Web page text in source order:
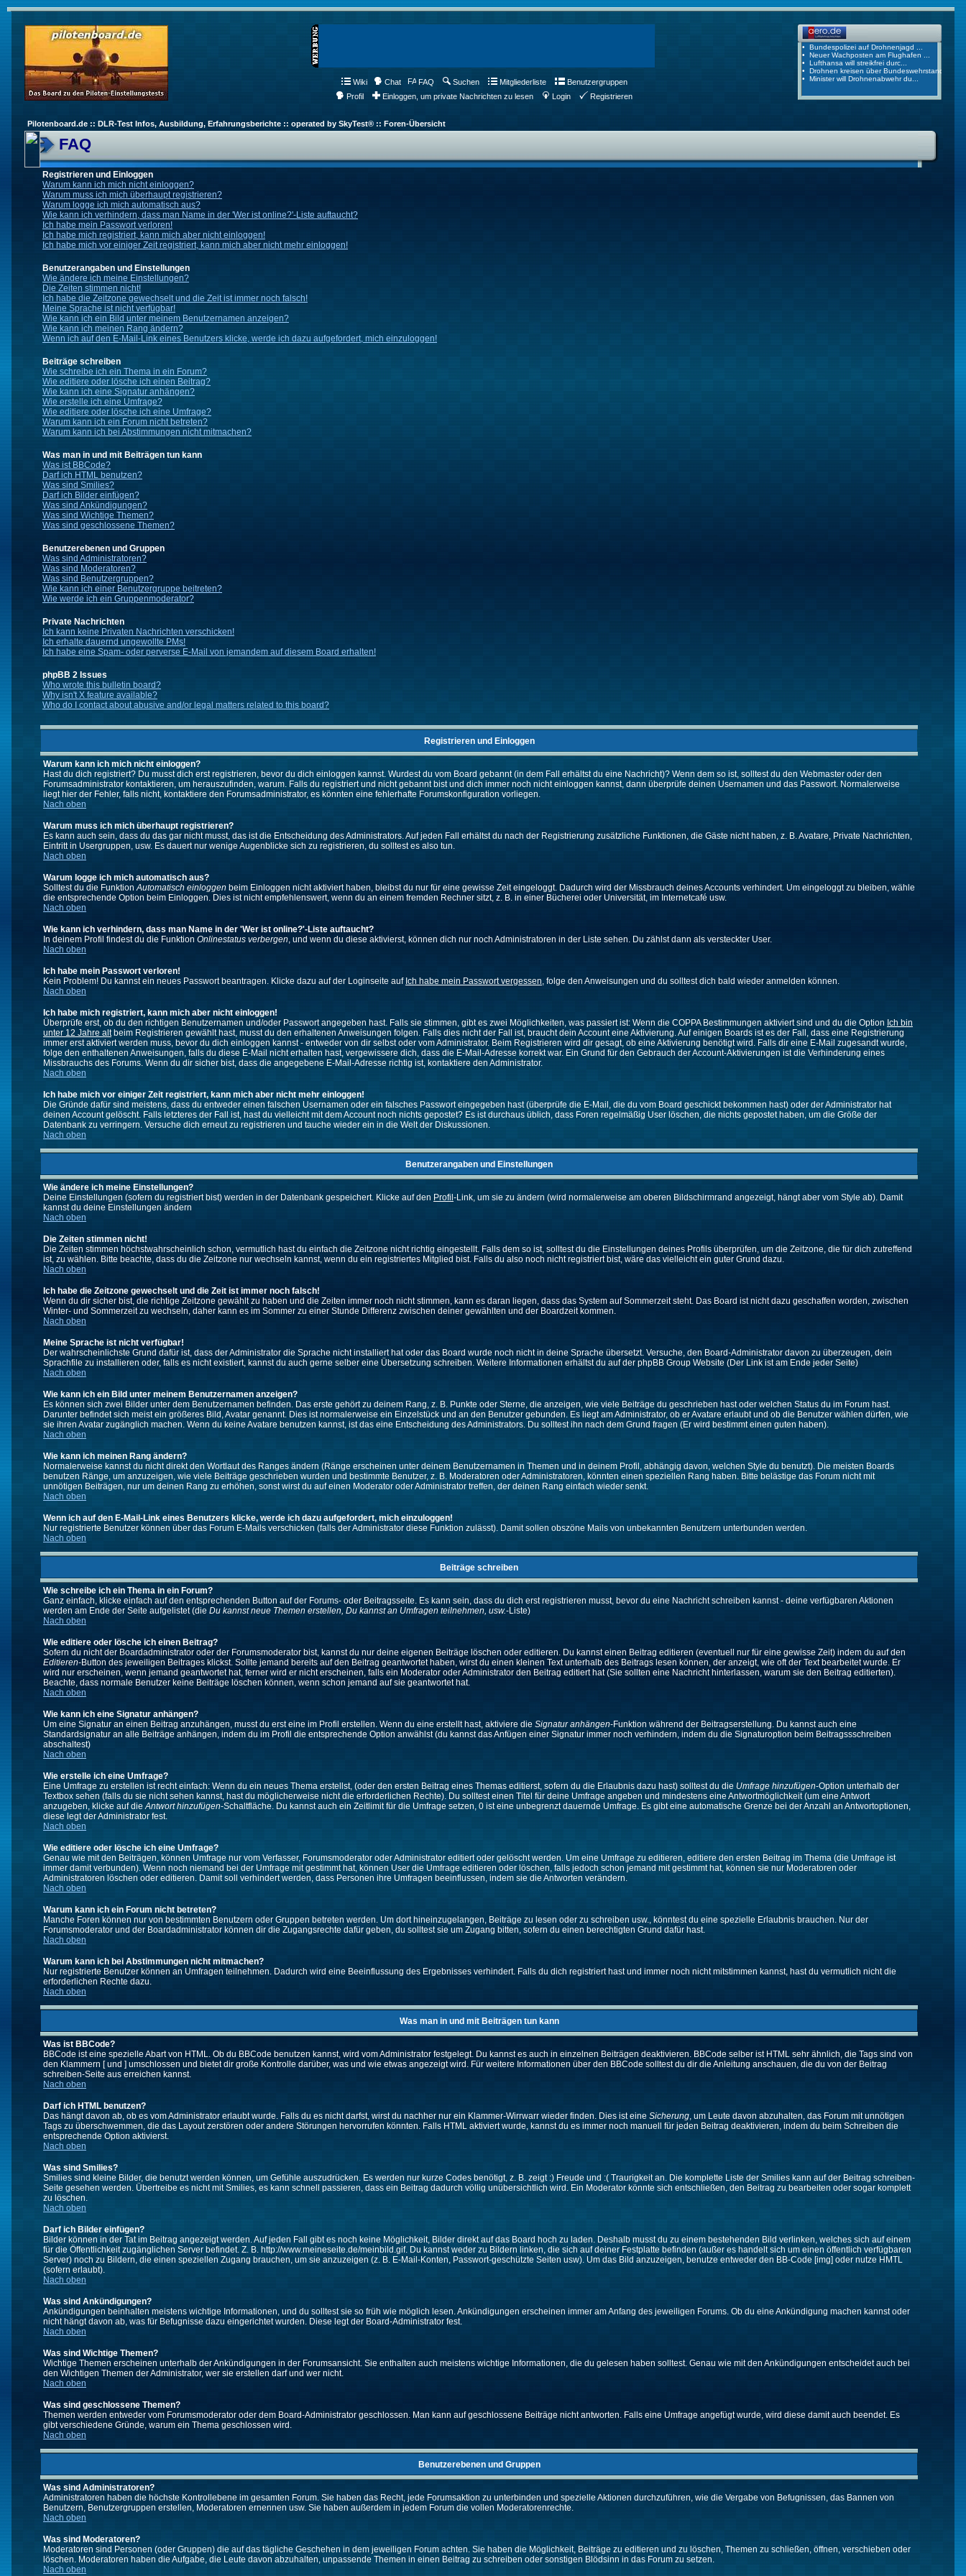
Wiki Chat FAQ Suchen Mitgliederliste
Benutzergruppen
Profil
Einloggen, um private Nachrichten zu lesen Login Registrieren
Pilotenboard.de :: DLR-Test Infos, Ausbildung, Erfahrungsberichte :: operated by SkyTest® :: Foren-Übersicht
FAQ
Registrieren und Einloggen
Warum kann ich mich nicht einloggen?
Warum muss ich mich überhaupt registrieren?
Warum logge ich mich automatisch aus?
Wie kann ich verhindern, dass man Name in der 'Wer ist online?'-Liste auftaucht?
Ich habe mein Passwort verloren!
Ich habe mich registriert, kann mich aber nicht einloggen!
Ich habe mich vor einiger Zeit registriert, kann mich aber nicht mehr einloggen!
Benutzerangaben und Einstellungen
Wie ändere ich meine Einstellungen?
Die Zeiten stimmen nicht!
Ich habe die Zeitzone gewechselt und die Zeit ist immer noch falsch!
Meine Sprache ist nicht verfügbar!
Wie kann ich ein Bild unter meinem Benutzernamen anzeigen?
Wie kann ich meinen Rang ändern?
Wenn ich auf den E-Mail-Link eines Benutzers klicke, werde ich dazu aufgefordert, mich einzuloggen!
Beiträge schreiben
Wie schreibe ich ein Thema in ein Forum?
Wie editiere oder lösche ich einen Beitrag?
Wie kann ich eine Signatur anhängen?
Wie erstelle ich eine Umfrage?
Wie editiere oder lösche ich eine Umfrage?
Warum kann ich ein Forum nicht betreten?
Warum kann ich bei Abstimmungen nicht mitmachen?
Was man in und mit Beiträgen tun kann
Was ist BBCode?
Darf ich HTML benutzen?
Was sind Smilies?
Darf ich Bilder einfügen?
Was sind Ankündigungen?
Was sind Wichtige Themen?
Was sind geschlossene Themen?
Benutzerebenen und Gruppen
Was sind Administratoren?
Was sind Moderatoren?
Was sind Benutzergruppen?
Wie kann ich einer Benutzergruppe beitreten?
Wie werde ich ein Gruppenmoderator?
Private Nachrichten
Ich kann keine Privaten Nachrichten verschicken!
Ich erhalte dauernd ungewollte PMs!
Ich habe eine Spam- oder perverse E-Mail von jemandem auf diesem Board erhalten!
phpBB 2 Issues
Who wrote this bulletin board?
Why isn't X feature available?
Who do I contact about abusive and/or legal matters related to this board?
Registrieren und Einloggen
Warum kann ich mich nicht einloggen?
Hast du dich registriert? Du musst dich erst registrieren, bevor du dich einloggen kannst. Wurdest du vom Board gebannt (in dem Fall erhältst du eine Nachricht)? Wenn dem so ist, solltest du den Webmaster oder den
Forumsadministrator kontaktieren, um herauszufinden, warum. Falls du registriert und nicht gebannt bist und dich immer noch nicht einloggen kannst, dann überprüfe deinen Usernamen und das Passwort. Normalerweise
liegt hier der Fehler, falls nicht, kontaktiere den Forumsadministrator, es könnten eine fehlerhafte Forumskonfiguration vorliegen.
Nach oben
Warum muss ich mich überhaupt registrieren?
Es kann auch sein, dass du das gar nicht musst, das ist die Entscheidung des Administrators. Auf jeden Fall erhältst du nach der Registrierung zusätzliche Funktionen, die Gäste nicht haben, z. B. Avatare, Private Nachrichten,
Eintritt in Usergruppen, usw. Es dauert nur wenige Augenblicke sich zu registrieren, du solltest es also tun.
Nach oben
Warum logge ich mich automatisch aus?
Solltest du die FunktionAutomatisch einloggen beim Einloggen nicht aktiviert haben, bleibst du nur für eine gewisse Zeit eingeloggt. Dadurch wird der Missbrauch deines Accounts verhindert. Um eingeloggt zu bleiben, wähle
die entsprechende Option beim Einloggen. Dies ist nicht empfehlenswert, wenn du an einem fremden Rechner sitzt, z. B. in einer Bücherei oder Universität, im Internetcafé usw.
Nach oben
Wie kann ich verhindern, dass man Name in der 'Wer ist online?'-Liste auftaucht?
In deinem Profil findest du die Funktion Onlinestatus verbergen, und wenn du diese aktivierst, können dich nur noch Administratoren in der Liste sehen. Du zählst dann als versteckter User.
Nach oben
Ich habe mein Passwort verloren!
Kein Problem! Du kannst ein neues Passwort beantragen. Klicke dazu auf der Loginseite auf Ich habe mein Passwort vergessen, folge den Anweisungen und du solltest dich bald wieder anmelden können.
Nach oben
Ich habe mich registriert, kann mich aber nicht einloggen!
Überprüfe erst, ob du den richtigen Benutzernamen und/oder Passwort angegeben hast. Falls sie stimmen, gibt es zwei Möglichkeiten, was passiert ist: Wenn die COPPA Bestimmungen aktiviert sind und du die Option Ich bin
unter 12 Jahre altbeim Registrieren gewählt hast, musst du den erhaltenen Anweisungen folgen. Falls dies nicht der Fall ist, braucht dein Account eine Aktivierung. Auf einigen Boards ist es der Fall, dass eine Registrierung
immer erst aktiviert werden muss, bevor du dich einloggen kannst - entweder von dir selbst oder vom Administrator. Beim Registrieren wird dir gesagt, ob eine Aktivierung benötigt wird. Falls dir eine E-Mail zugesandt wurde,
folge den enthaltenen Anweisungen, falls du diese E-Mail nicht erhalten hast, vergewissere dich, dass die E-Mail-Adresse korrekt war. Ein Grund für den Gebrauch der Account-Aktivierungen ist die Verhinderung eines
Missbrauchs des Forums. Wenn du dir sicher bist, dass die angegebene E-Mail-Adresse richtig ist, kontaktiere den Administrator.
Nach oben
Ich habe mich vor einiger Zeit registriert, kann mich aber nicht mehr einloggen!
Die Gründe dafür sind meistens, dass du entweder einen falschen Usernamen oder ein falsches Passwort eingegeben hast (überprüfe die E-Mail, die du vom Board geschickt bekommen hast) oder der Administrator hat
deinen Account gelöscht. Falls letzteres der Fall ist, hast du vielleicht mit dem Account noch nichts gepostet? Es ist durchaus üblich, dass Foren regelmäßig User löschen, die nichts gepostet haben, um die Größe der
Datenbank zu verringern. Versuche dich erneut zu registrieren und tauche wieder ein in die Welt der Diskussionen.
Nach oben
Benutzerangaben und Einstellungen
Wie ändere ich meine Einstellungen?
Deine Einstellungen (sofern du registriert bist) werden in der Datenbank gespeichert. Klicke auf den Profil -Link, um sie zu ändern (wird normalerweise am oberen Bildschirmrand angezeigt, hängt aber vom Style ab). Damit
kannst du deine Einstellungen ändern
Nach oben
Die Zeiten stimmen nicht!
Die Zeiten stimmen höchstwahrscheinlich schon, vermutlich hast du einfach die Zeitzone nicht richtig eingestellt. Falls dem so ist, solltest du die Einstellungen deines Profils überprüfen, um die Zeitzone, die für dich zutreffend
ist, zu wählen. Bitte beachte, dass du die Zeitzone nur wechseln kannst, wenn du ein registriertes Mitglied bist. Falls du also noch nicht registriert bist, wäre das vielleicht ein guter Grund dazu.
Nach oben
Ich habe die Zeitzone gewechselt und die Zeit ist immer noch falsch!
Wenn du dir sicher bist, die richtige Zeitzone gewählt zu haben und die Zeiten immer noch nicht stimmen, kann es daran liegen, dass das System auf Sommerzeit steht. Das Board ist nicht dazu geschaffen worden, zwischen
Winter- und Sommerzeit zu wechseln, daher kann es im Sommer zu einer Stunde Differenz zwischen deiner gewählten und der Boardzeit kommen.
Nach oben
Meine Sprache ist nicht verfügbar!
Der wahrscheinlichste Grund dafür ist, dass der Administrator die Sprache nicht installiert hat oder das Board wurde noch nicht in deine Sprache übersetzt. Versuche, den Board-Administrator davon zu überzeugen, dein
Sprachfile zu installieren oder, falls es nicht existiert, kannst du auch gerne selber eine Übersetzung schreiben. Weitere Informationen erhältst du auf der phpBB Group Website (Der Link ist am Ende jeder Seite)
Nach oben
Wie kann ich ein Bild unter meinem Benutzernamen anzeigen?
Es können sich zwei Bilder unter dem Benutzernamen befinden. Das erste gehört zu deinem Rang, z. B. Punkte oder Sterne, die anzeigen, wie viele Beiträge du geschrieben hast oder welchen Status du im Forum hast.
Darunter befindet sich meist ein größeres Bild, Avatar genannt. Dies ist normalerweise ein Einzelstück und an den Benutzer gebunden. Es liegt am Administrator, ob er Avatare erlaubt und ob die Benutzer wählen dürfen, wie
sie ihren Avatar zugänglich machen. Wenn du keine Avatare benutzen kannst, ist das eine Entscheidung des Administrators. Du solltest ihn nach dem Grund fragen (Er wird bestimmt einen guten haben).
Nach oben
Wie kann ich meinen Rang ändern?
Normalerweise kannst du nicht direkt den Wortlaut des Ranges ändern (Ränge erscheinen unter deinem Benutzernamen in Themen und in deinem Profil, abhängig davon, welchen Style du benutzt). Die meisten Boards
benutzen Ränge, um anzuzeigen, wie viele Beiträge geschrieben wurden und bestimmte Benutzer, z. B. Moderatoren oder Administratoren, könnten einen speziellen Rang haben. Bitte belästige das Forum nicht mit
unnötigen Beiträgen, nur um deinen Rang zu erhöhen, sonst wirst du auf einen Moderator oder Administrator treffen, der deinen Rang einfach wieder senkt.
Nach oben
Wenn ich auf den E-Mail-Link eines Benutzers klicke, werde ich dazu aufgefordert, mich einzuloggen!
Nur registrierte Benutzer können über das Forum E-Mails verschicken (falls der Administrator diese Funktion zulässt). Damit sollen obszöne Mails von unbekannten Benutzern unterbunden werden.
Nach oben
Beiträge schreiben
Wie schreibe ich ein Thema in ein Forum?
Ganz einfach, klicke einfach auf den entsprechenden Button auf der Forums- oder Beitragsseite. Es kann sein, dass du dich erst registrieren musst, bevor du eine Nachricht schreiben kannst - deine verfügbaren Aktionen
werden am Ende der Seite aufgelistet (die Du kannst neue Themen erstellen, Du kannst an Umfragen teilnehmen, usw.-Liste)
Nach oben
Wie editiere oder lösche ich einen Beitrag?
Sofern du nicht der Boardadministrator oder der Forumsmoderator bist, kannst du nur deine eigenen Beiträge löschen oder editieren. Du kannst einen Beitrag editieren (eventuell nur für eine gewisse Zeit) indem du auf den
Editieren-Button des jeweiligen Beitrages klickst. Sollte jemand bereits auf den Beitrag geantwortet haben, wirst du einen kleinen Text unterhalb des Beitrags lesen können, der anzeigt, wie oft der Text bearbeitet wurde. Er
wird nur erscheinen, wenn jemand geantwortet hat, ferner wird er nicht erscheinen, falls ein Moderator oder Administrator den Beitrag editiert hat (Sie sollten eine Nachricht hinterlassen, warum sie den Beitrag editierten).
Beachte, dass normale Benutzer keine Beiträge löschen können, wenn schon jemand auf sie geantwortet hat.
Nach oben
Wie kann ich eine Signatur anhängen?
Um eine Signatur an einen Beitrag anzuhängen, musst du erst eine im Profil erstellen. Wenn du eine erstellt hast, aktiviere die Signatur anhängen-Funktion während der Beitragserstellung. Du kannst auch eine
Standardsignatur an alle Beiträge anhängen, indem du im Profil die entsprechende Option anwählst (du kannst das Anfügen einer Signatur immer noch verhindern, indem du die Signaturoption beim Beitragssschreiben
abschaltest)
Nach oben
Wie erstelle ich eine Umfrage?
Eine Umfrage zu erstellen ist recht einfach: Wenn du ein neues Thema erstellst, (oder den ersten Beitrag eines Themas editierst, sofern du die Erlaubnis dazu hast) solltest du die Umfrage hinzufügen-Option unterhalb der
Textbox sehen (falls du sie nicht sehen kannst, hast du möglicherweise nicht die erforderlichen Rechte). Du solltest einen Titel für deine Umfrage angeben und mindestens eine Antwortmöglichkeit (um eine Antwort
anzugeben, klicke auf dieAntwort hinzufügen-Schaltfläche. Du kannst auch ein Zeitlimit für die Umfrage setzen, 0 ist eine unbegrenzt dauernde Umfrage. Es gibt eine automatische Grenze bei der Anzahl an Antwortoptionen,
diese legt der Administrator fest.
Nach oben
Wie editiere oder lösche ich eine Umfrage?
Genau wie mit den Beiträgen, können Umfrage nur vom Verfasser, Forumsmoderator oder Administrator editiert oder gelöscht werden. Um eine Umfrage zu editieren, editiere den ersten Beitrag im Thema (die Umfrage ist
immer damit verbunden). Wenn noch niemand bei der Umfrage mit gestimmt hat, können User die Umfrage editieren oder löschen, falls jedoch schon jemand mit gestimmt hat, können sie nur Moderatoren oder
Administratoren löschen oder editieren. Damit soll verhindert werden, dass Personen ihre Umfragen beeinflussen, indem sie die Antworten verändern.
Nach oben
Warum kann ich ein Forum nicht betreten?
Manche Foren können nur von bestimmten Benutzern oder Gruppen betreten werden. Um dort hineinzugelangen, Beiträge zu lesen oder zu schreiben usw., könntest du eine spezielle Erlaubnis brauchen. Nur der
Forumsmoderator und der Boardadministrator können dir die Zugangsrechte dafür geben, du solltest sie um Zugang bitten, sofern du einen berechtigten Grund dafür hast.
Nach oben
Warum kann ich bei Abstimmungen nicht mitmachen?
Nur registrierte Benutzer können an Umfragen teilnehmen. Dadurch wird eine Beeinflussung des Ergebnisses verhindert. Falls du dich registriert hast und immer noch nicht mitstimmen kannst, hast du vermutlich nicht die
erforderlichen Rechte dazu.
Nach oben
Was man in und mit Beiträgen tun kann
Was ist BBCode?
BBCode ist eine spezielle Abart von HTML. Ob du BBCode benutzen kannst, wird vom Administrator festgelegt. Du kannst es auch in einzelnen Beiträgen deaktivieren. BBCode selber ist HTML sehr ähnlich, die Tags sind von
den Klammern [ und ] umschlossen und bietet dir große Kontrolle darüber, was und wie etwas angezeigt wird. Für weitere Informationen über den BBCode solltest du dir die Anleitung anschauen, die du von der Beitrag
schreiben-Seite aus erreichen kannst.
Nach oben
Darf ich HTML benutzen?
Das hängt davon ab, ob es vom Administrator erlaubt wurde. Falls du es nicht darfst, wirst du nachher nur ein Klammer-Wirrwarr wieder finden. Dies ist eine Sicherung, um Leute davon abzuhalten, das Forum mit unnötigen
Tags zu überschwemmen, die das Layout zerstören oder andere Störungen hervorrufen könnten. Falls HTML aktiviert wurde, kannst du es immer noch manuell für jeden Beitrag deaktivieren, indem du beim Schreiben die
entsprechende Option aktivierst.
Nach oben
Was sind Smilies?
Smilies sind kleine Bilder, die benutzt werden können, um Gefühle auszudrücken. Es werden nur kurze Codes benötigt, z. B. zeigt :) Freude und :( Traurigkeit an. Die komplette Liste der Smilies kann auf der Beitrag schreiben-
Seite gesehen werden. Übertreibe es nicht mit Smilies, es kann schnell passieren, dass ein Beitrag dadurch völlig unübersichtlich wird. Ein Moderator könnte sich entschließen, den Beitrag zu bearbeiten oder sogar komplett
zu löschen.
Nach oben
Darf ich Bilder einfügen?
Bilder können in der Tat im Beitrag angezeigt werden. Auf jeden Fall gibt es noch keine Möglichkeit, Bilder direkt auf das Board hoch zu laden. Deshalb musst du zu einem bestehenden Bild verlinken, welches sich auf einem
für die Öffentlichkeit zugänglichen Server befindet. Z. B. http://www.meineseite.de/meinbild.gif. Du kannst weder zu Bildern linken, die sich auf deiner Festplatte befinden (außer es handelt sich um einen öffentlich verfügbaren
Server) noch zu Bildern, die einen speziellen Zugang brauchen, um sie anzuzeigen (z. B. E-Mail-Konten, Passwort-geschützte Seiten usw). Um das Bild anzuzeigen, benutze entweder den BB-Code [img] oder nutze HMTL
(sofern erlaubt).
Nach oben
Was sind Ankündigungen?
Ankündigungen beinhalten meistens wichtige Informationen, und du solltest sie so früh wie möglich lesen. Ankündigungen erscheinen immer am Anfang des jeweiligen Forums. Ob du eine Ankündigung machen kannst oder
nicht hängt davon ab, was für Befugnisse dazu eingerichtet wurden. Diese legt der Board-Administrator fest.
Nach oben
Was sind Wichtige Themen?
Wichtige Themen erscheinen unterhalb der Ankündigungen in der Forumsansicht. Sie enthalten auch meistens wichtige Informationen, die du gelesen haben solltest. Genau wie mit den Ankündigungen entscheidet auch bei
den Wichtigen Themen der Administrator, wer sie erstellen darf und wer nicht.
Nach oben
Was sind geschlossene Themen?
Themen werden entweder vom Forumsmoderator oder dem Board-Administrator geschlossen. Man kann auf geschlossene Beiträge nicht antworten. Falls eine Umfrage angefügt wurde, wird diese damit auch beendet. Es
gibt verschiedene Gründe, warum ein Thema geschlossen wird.
Nach oben
Benutzerebenen und Gruppen
Was sind Administratoren?
Administratoren haben die höchste Kontrollebene im gesamten Forum. Sie haben das Recht, jede Forumsaktion zu unterbinden und spezielle Aktionen durchzuführen, wie die Vergabe von Befugnissen, das Bannen von
Benutzern, Benutzergruppen erstellen, Moderatoren ernennen usw. Sie haben außerdem in jedem Forum die vollen Moderatorenrechte.
Nach oben
Was sind Moderatoren?
Moderatoren sind Personen (oder Gruppen) die auf das tägliche Geschehen in dem jeweiligen Forum achten. Sie haben die Möglichkeit, Beiträge zu editieren und zu löschen, Themen zu schließen, öffnen, verschieben oder
löschen. Moderatoren haben die Aufgabe, die Leute davon abzuhalten, unpassende Themen in einen Beitrag zu schreiben oder sonstigen Blödsinn in das Forum zu setzen.
Nach oben